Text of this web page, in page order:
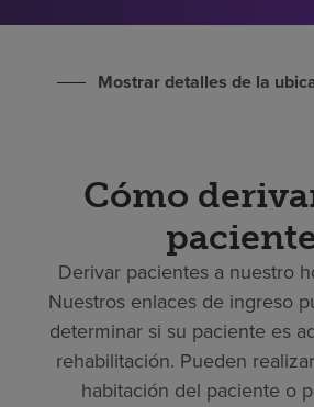
Mostrar detalles de la
Cómo
Derivar pacientes a nuestro
Nuestros enlaces de ingreso
determinar si su paciente es
rehabilitación. Pueden
habitación del paciente o